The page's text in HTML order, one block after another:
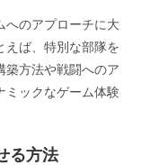
へのアプローチに大
えば、特別な部隊を
築方法や戦闘へのア
ミックなゲーム体験
る方法